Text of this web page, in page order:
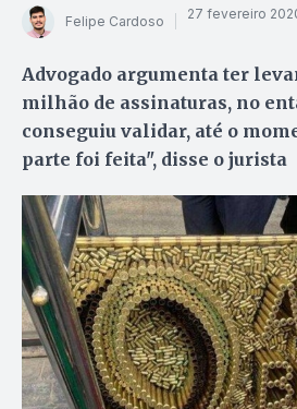
Felipe Cardoso 27 fevereiro
Advogado argumenta ter
milhão de assinaturas, no
conseguiu validar, até o
parte foi feita", disse o jurista